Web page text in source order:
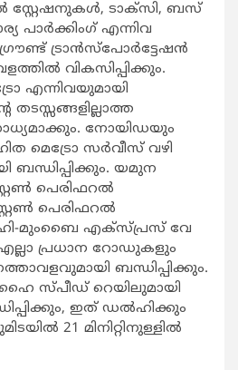
ടാക്‌സി, ബസ്
പാര്‍ക്കിംഗ് എന്നിവ
ട്രാന്‍സ്‌പോര്‍ട്ടേഷന്‍
വികസിപ്പിക്കും.
എന്നിവയുമായി
തടസ്സങ്ങളില്ലാത്ത
നോയിഡയും
മെട്രോ സര്‍വീസ് വഴി
ബന്ധിപ്പിക്കും. യമുന
പെരിഫറല്‍
പെരിഫറല്‍
മുംബൈ എക്സ്പ്രസ് വേ
പ്രധാന റോഡുകളും
ബന്ധിപ്പിക്കും.
സ്പീഡ് റെയിലുമായി
ഇത് ഡല്‍ഹിക്കും
21 മിനിറ്റിനുള്ളില്‍